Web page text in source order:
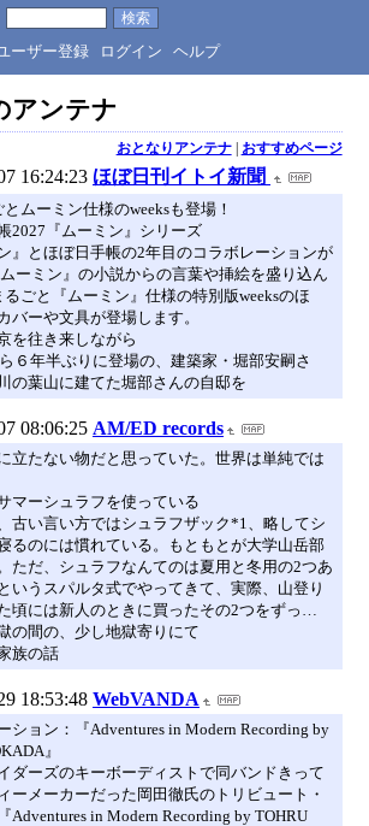
ーザー登録 ログイン ヘルプ
アンテナ
おとなりアンテナ| おすすめページ
16:24:23 ほぼ日刊イトイ新聞
ムーミン仕様のweeksも登場！
2027『ムーミン』シリーズ
ン』とほぼ日手帳の2年目のコラボレーションが
ーミン』の小説からの言葉や挿絵を盛り込ん
るごと『ムーミン』仕様の特別版weeksのほ
バーや文具が登場します。
を往き来しながら
６年半ぶりに登場の、建築家・堀部安嗣さ
の葉山に建てた堀部さんの自邸を
08:06:25 AM/ED records
立たない物だと思っていた。世界は単純では
マーシュラフを使っている
古い言い方ではシュラフザック*1、略してシ
るのには慣れている。もともとが大学山岳部
ただ、シュラフなんてのは夏用と冬用の2つあ
いうスパルタ式でやってきて、実際、山登り
頃には新人のときに買ったその2つをずっ…
の間の、少し地獄寄りにて
族の話
18:53:48 WebVANDA
ション：『Adventures in Modern Recording by
』
ダーズのキーボーディストで同バンドきって
ーメーカーだった岡田徹氏のトリビュート・
Adventures in Modern Recording by TOHRU